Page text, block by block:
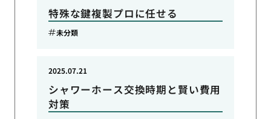
特殊な鍵複製プロに任せる
未分類
シャワーホース交換時期と賢い費用
対策
2025.07.21